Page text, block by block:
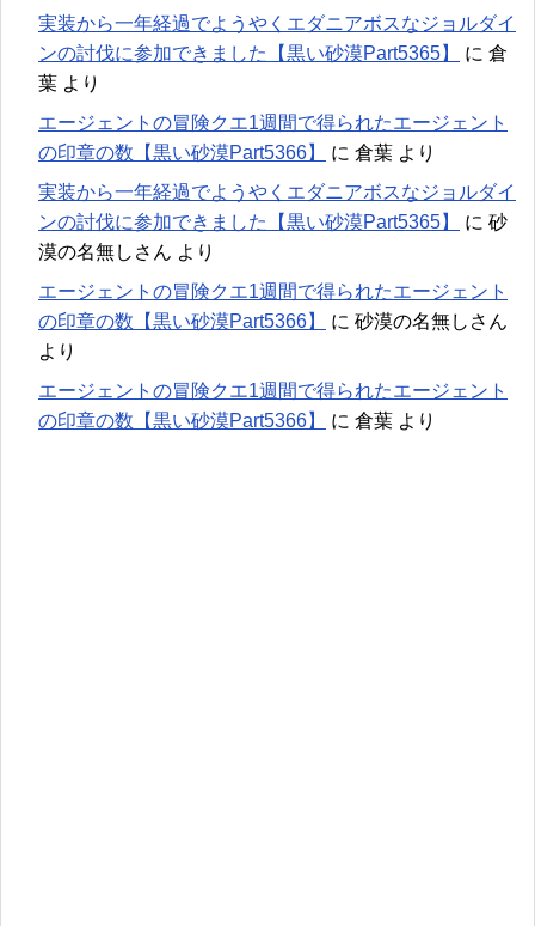
実装から一年経過でようやくエダニアボスなジョルダイ
ンの討伐に参加できました【黒い砂漠Part5365】
に 倉
葉 より
エージェントの冒険クエ1週間で得られたエージェント
の印章の数【黒い砂漠Part5366】
に 倉葉 より
実装から一年経過でようやくエダニアボスなジョルダイ
ンの討伐に参加できました【黒い砂漠Part5365】
に 砂
漠の名無しさん より
エージェントの冒険クエ1週間で得られたエージェント
の印章の数【黒い砂漠Part5366】
に 砂漠の名無しさん
より
エージェントの冒険クエ1週間で得られたエージェント
の印章の数【黒い砂漠Part5366】
に 倉葉 より